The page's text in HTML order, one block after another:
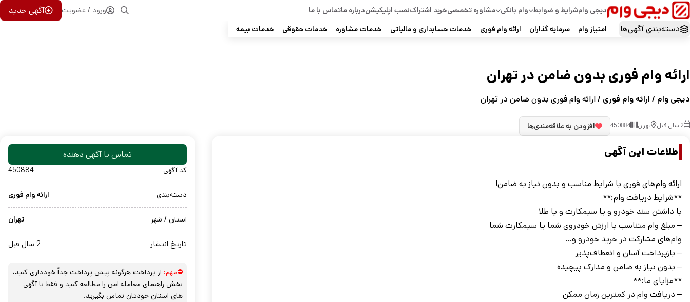
دیجی وامشرایط و ضوابط وام بانکی مشاوره تخصصیخرید اشتراکنصب اپلیکیشندرباره ماتماس با ما ورود / عضویت
آگهی جدید
دسته‌بندی آگهی‌ها
امتیاز وام سرمایه گذاران ارائه وام فوری خدمات حسابداری و مالیاتی خدمات مشاوره خدمات حقوقی خدمات بیمه
ارائه وام فوری بدون ضامن در تهران
دیجی وام / ارائه وام فوری / ارائه وام فوری بدون ضامن در تهران
2 سال قبل تهران 450884 افزودن به علاقه‌مندی‌ها
اطلاعات این آگهی
ارائه وام‌های فوری با شرایط مناسب و بدون نیاز به ضامن!
**شرایط دریافت وام:**
با داشتن سند خودرو و یا سیمکارت و یا طلا
– مبلغ وام متناسب با ارزش خودروی شما یا سیمکارت شما
وام‌های مشارکت در خرید خودرو و…
– بازپرداخت آسان و انعطاف‌پذیر
– بدون نیاز به ضامن و مدارک پیچیده
**مزایای ما:**
– دریافت وام در کمترین زمان ممکن
تماس با آگهی دهنده
کد آگهی 450884
دسته‌بندی ارائه وام فوری
استان / شهر تهران
تاریخ انتشار 2 سال قبل
⛔مهم: از پرداخت هرگونه پیش پرداخت جداً خودداری کنید،
بخش راهنمای معامله امن را مطالعه کنید و فقط با آگهی
های استان خودتان تماس بگیرید.